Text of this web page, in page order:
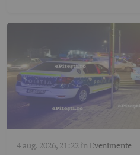
4 aug. 2026, 21:22 în Evenimente